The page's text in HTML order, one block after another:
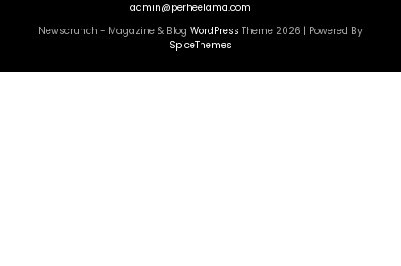
admin@perheelämä.com
Newscrunch - Magazine & Blog WordPress Theme 2026 | Powered By
SpiceThemes